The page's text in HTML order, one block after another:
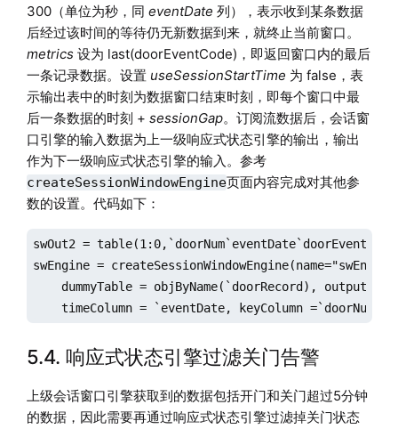
300（单位为秒，同 eventDate 列），表示收到某条数据
后经过该时间的等待仍无新数据到来，就终止当前窗口。
metrics设为 last(doorEventCode)，即返回窗口内的最后
一条记录数据。设置 useSessionStartTime 为 false，表
示输出表中的时刻为数据窗口结束时刻，即每个窗口中最
后一条数据的时刻 + sessionGap。订阅流数据后，会话窗
口引擎的输入数据为上一级响应式状态引擎的输出，输出
作为下一级响应式状态引擎的输入。参考
createSessionWindowEngine页面内容完成对其他参
数的设置。代码如下：
swOut2 =
swEngine =
dummyTable = objByName(`doorRecord),
timeColumn = `eventDate, keyColumn =`doorNum,
5.4. 响应式状态引擎过滤关门告警
上级会话窗口引擎获取到的数据包括开门和关门超过5分钟
的数据，因此需要再通过响应式状态引擎过滤掉关门状态